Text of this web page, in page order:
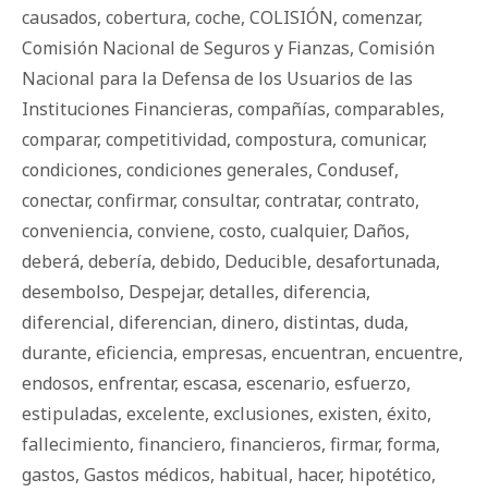
causados, cobertura, coche, COLISIÓN, comenzar,
Comisión Nacional de Seguros y Fianzas, Comisión
Nacional para la Defensa de los Usuarios de las
Instituciones Financieras, compañías, comparables,
comparar, competitividad, compostura, comunicar,
condiciones, condiciones generales, Condusef,
conectar, confirmar, consultar, contratar, contrato,
conveniencia, conviene, costo, cualquier, Daños,
deberá, debería, debido, Deducible, desafortunada,
desembolso, Despejar, detalles, diferencia,
diferencial, diferencian, dinero, distintas, duda,
durante, eficiencia, empresas, encuentran, encuentre,
endosos, enfrentar, escasa, escenario, esfuerzo,
estipuladas, excelente, exclusiones, existen, éxito,
fallecimiento, financiero, financieros, firmar, forma,
gastos, Gastos médicos, habitual, hacer, hipotético,